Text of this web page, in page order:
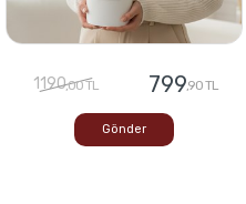
1190,00 TL 799,90 TL
Gönder